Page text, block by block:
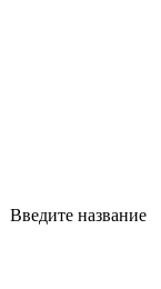
Введите название